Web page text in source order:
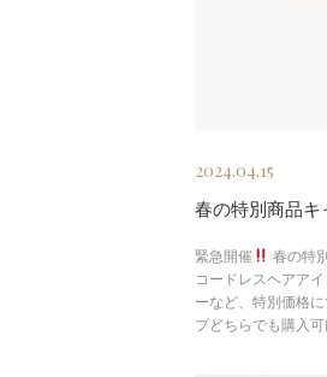
2024.04.15
春の特別商品キ
緊急開催
春の特
コードレスヘアア
ーなど、特別価格
プどちらでも購入